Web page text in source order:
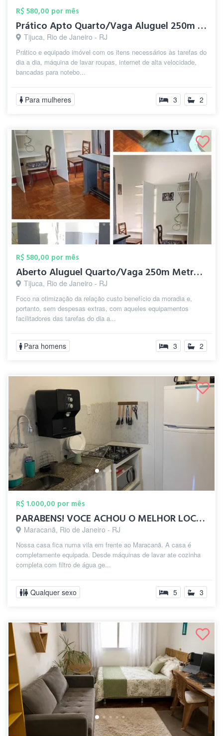
R$ 580,00 por mês
Prático Apto Quarto/Vaga Aluguel 250m Me...
Tijuca, Rio de Janeiro - RJ
Prático e equipado imóvel com os itens necessários às tarefas do
dia a dia, máquina de lavar roupas, internet de alta velocidade,
bancadas para notebo...
Para mulheres 3 2
R$ 580,00 por mês
Aberto Aluguel Quarto/Vaga 250m Metrô Ti...
Tijuca, Rio de Janeiro - RJ
Foco na otimização da relação custo benefício da moradia e,
portanto, sem despesas extras, com aqueles equipamentos
facilitadores das tarefas do dia a...
Para homens 3 2
R$ 1.000,00 por mês
PARABENS! VOCE ACHOU O MELHOR LOCAL DO M...
Maracanã, Rio de Janeiro - RJ
Nossa casa fica numa vila em frente ao Maracanã. A casa é
completamente equipada. Desde máquinas de lavar ate cozinha
completa com filtro de água ge...
Qualquer sexo 5 3